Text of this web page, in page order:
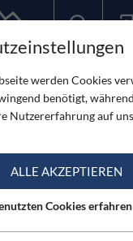
ALPEN (17)
werden Cookies
benötigt,
Nutzererfahrung auf
ALLE AKZEPTIEREN
Cookies erfahren